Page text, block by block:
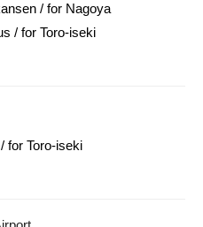
/ for Nagoya
/ for Toro-iseki
for Toro-iseki